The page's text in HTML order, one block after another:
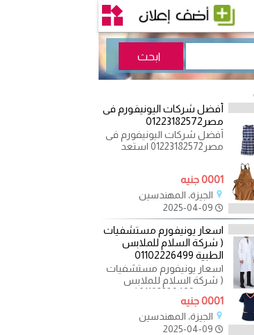
أفضل شركات اليونيفورم فى
مصر01223182572
أفضل شركات اليونيفورم فى
مصر01223182572 استعد
0001 جنيه
الجيزة، المهندسين
2025-04-09
اسعار يونيفورم مستشفيات
( شركة السلام للملابس
الطبية 01102226499
اسعار يونيفورم مستشفيات
( شركة السلام للملابس
الطبية 01102226499 )
يونيفورم طبي مصنوع من
أفضل
0001 جنيه
الجيزة، المهندسين
2025-04-09